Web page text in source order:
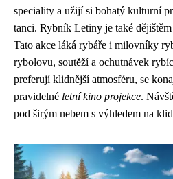
speciality a užijí si bohatý kulturní
tanci. Rybník Letiny je také
Tato akce láká rybáře i milovníky
rybolovu, soutěží a ochutnávek
preferují klidnější atmosféru, se
pravidelné letní kino projekce.
pod širým nebem s výhledem na